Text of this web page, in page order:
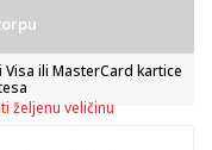
ili MasterCard kartice
željenu veličinu